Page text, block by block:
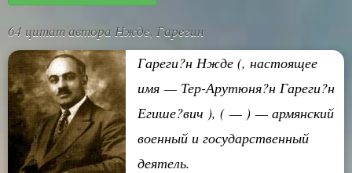
64 цитат автора Нжде, Гарегин
Гареги?н Нжде (, настоящее
имя — Тер-Арутюня?н Гареги?н
Егише?вич ), ( — ) — армянский
военный и государственный
деятель.